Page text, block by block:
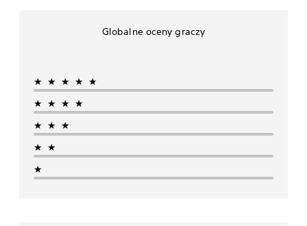
Globalne oceny graczy
★★★★★
★★★★
★★★
★★
★